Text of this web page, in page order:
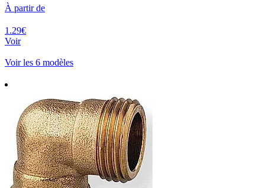
À partir de
1.29€
Voir
Voir les 6 modèles